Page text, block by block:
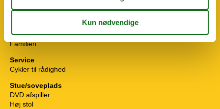
Tekøkken/blok
Målgruppe
Familien
Service
Cykler til rådighed
Stue/soveplads
DVD afspiller
Høj stol